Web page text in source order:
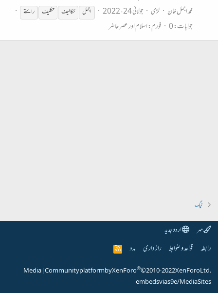
محمد اجمل خان
لڑی جولائی 24، 2022 اجمل تکالیف تکلیف راستے
جوابات: 0 فورم:اسلام اور عصر حاضر
ٹیگ
مہر
اردو جدید
رابطہ قواعد و ضوابط راز داری مدد
R
S
Community platform by XenForo®© 2010-2022 XenForo Ltd.
|
Media
embeds via s9e/MediaSites